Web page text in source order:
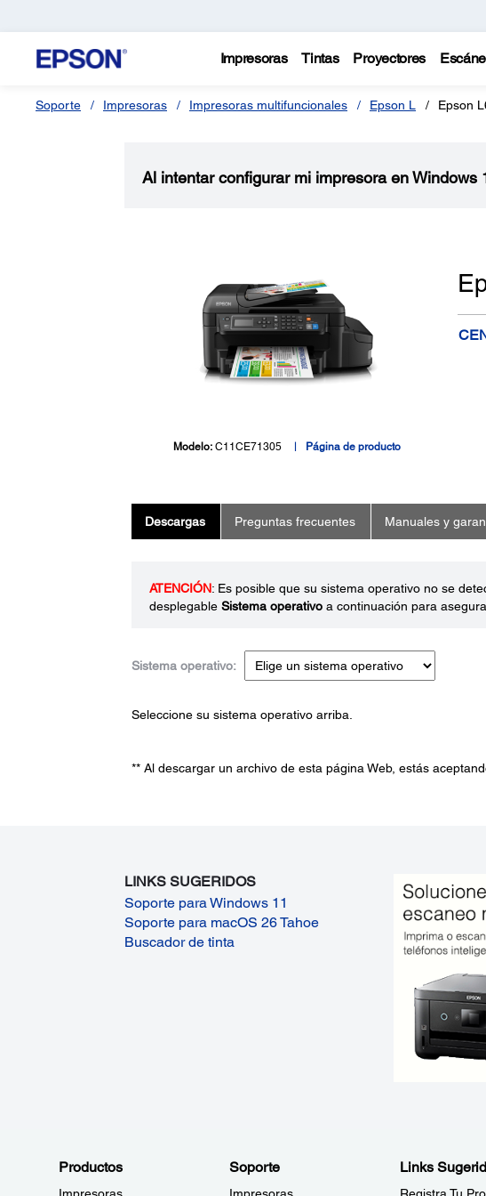
Impresoras Tintas Proyectores
Soporte Impresoras Impresoras multifuncionales Epson L Epson
Al intentar configurar mi impresora en
Modelo: C11CE71305 Página de producto
Descargas Preguntas frecuentes Manuales y
ATENCIÓN: Es posible que su sistema operativo no se
desplegable Sistema operativoa continuación para
Sistema operativo:
Seleccione su sistema operativo arriba.
** Al descargar un archivo de esta página Web, estás
LINKS SUGERIDOS
Soporte para Windows 11
Soporte para macOS 26 Tahoe
Buscador de tinta
Productos Soporte Links